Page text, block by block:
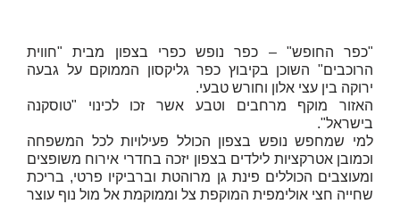
"כפר החופש" – כפר נופש כפרי בצפון מבית "חווית
הרוכבים" השוכן בקיבוץ כפר גליקסון הממוקם על גבעה
ירוקה בין עצי אלון וחורש טבעי.
האזור מוקף מרחבים וטבע אשר זכו לכינוי "טוסקנה
בישראל".
למי שמחפש נופש בצפון הכולל פעילויות לכל המשפחה
וכמובן אטרקציות לילדים בצפון יזכה בחדרי אירוח משופצים
ומעוצבים הכוללים פינת גן מרוהטת וברביקיו פרטי, בריכת
שחייה חצי אולימפית המוקפת צל וממוקמת אל מול נוף עוצר